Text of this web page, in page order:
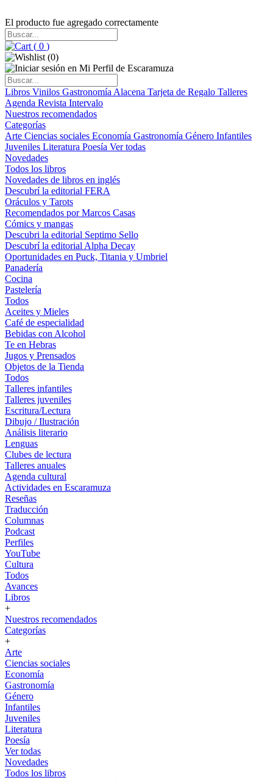
El producto fue agregado correctamente
( 0 )
(0)
Libros Vinilos Gastronomía Alacena Tarjeta de Regalo Talleres
Agenda Revista Intervalo
Nuestros recomendados
Categorías
Arte Ciencias sociales Economía Gastronomía Género Infantiles
Juveniles Literatura Poesía Ver todas
Novedades
Todos los libros
Novedades de libros en inglés
Descubrí la editorial FERA
Oráculos y Tarots
Recomendados por Marcos Casas
Cómics y mangas
Descubri la editorial Septimo Sello
Descubrí la editorial Alpha Decay
Oportunidades en Puck, Titania y Umbriel
Panadería
Cocina
Pastelería
Todos
Aceites y Mieles
Café de especialidad
Bebidas con Alcohol
Te en Hebras
Jugos y Prensados
Objetos de la Tienda
Todos
Talleres infantiles
Talleres juveniles
Escritura/Lectura
Dibujo / Ilustración
Análisis literario
Lenguas
Clubes de lectura
Talleres anuales
Agenda cultural
Actividades en Escaramuza
Reseñas
Traducción
Columnas
Podcast
Perfiles
YouTube
Cultura
Todos
Avances
Libros
+
Nuestros recomendados
Categorías
+
Arte
Ciencias sociales
Economía
Gastronomía
Género
Infantiles
Juveniles
Literatura
Poesía
Ver todas
Novedades
Todos los libros